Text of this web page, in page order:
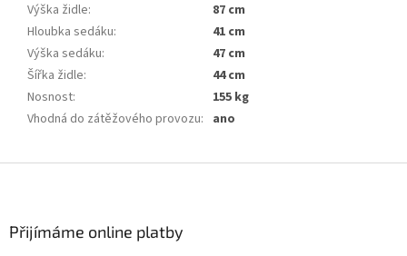
Výška židle:
87 cm
Hloubka sedáku:
41 cm
Výška sedáku:
47 cm
Šířka židle:
44 cm
Nosnost:
155 kg
Vhodná do zátěžového provozu: ano
Přijímáme online platby